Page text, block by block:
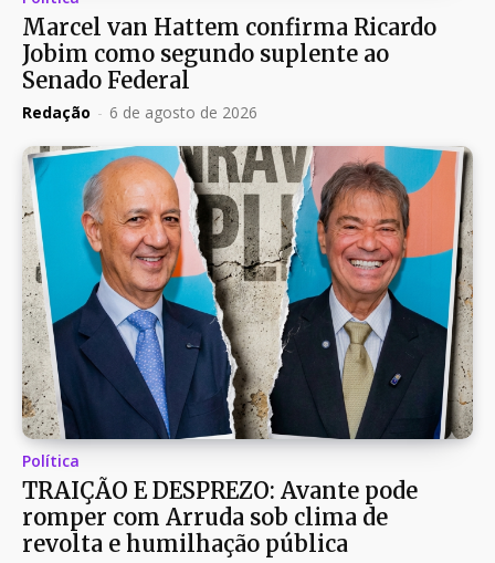
Marcel van Hattem confirma Ricardo
Jobim como segundo suplente ao
Senado Federal
Redação - 6 de agosto de 2026
Política
TRAIÇÃO E DESPREZO: Avante pode
romper com Arruda sob clima de
revolta e humilhação pública